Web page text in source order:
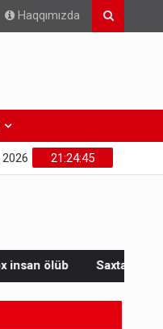
Haqqımızda
21:24:47
spirtli içkilər niyə korluğa